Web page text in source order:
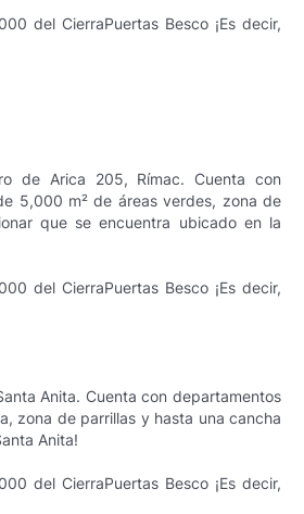
del CierraPuertas Besco ¡Es decir,
de Arica 205, Rímac. Cuenta con
5,000 m² de áreas verdes, zona de
que se encuentra ubicado en la
del CierraPuertas Besco ¡Es decir,
Anita. Cuenta con departamentos
zona de parrillas y hasta una cancha
Anita!
del CierraPuertas Besco ¡Es decir,